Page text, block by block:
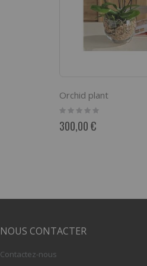
Orchid plant
Rating:
0%
300,00 €
NOUS CONTACTER
Contactez-nous